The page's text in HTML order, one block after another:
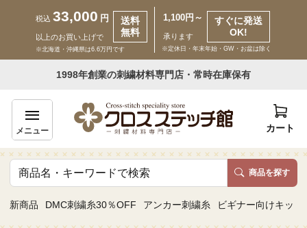
税込 33,000 円
以上のお買い上げで
送料
無料
※北海道・沖縄県は6.6万円です
1,100円～
承ります
すぐに発送
OK!
※定休日・年末年始・GW・お盆は除く
1998年創業の刺繍材料専門店・常時在庫保有
メニュー カート
商品を探す
新商品 DMC刺繍糸30％OFF アンカー刺繍糸 ビギナー向けキット
いらっしゃいませ ゲスト 様
商品一覧